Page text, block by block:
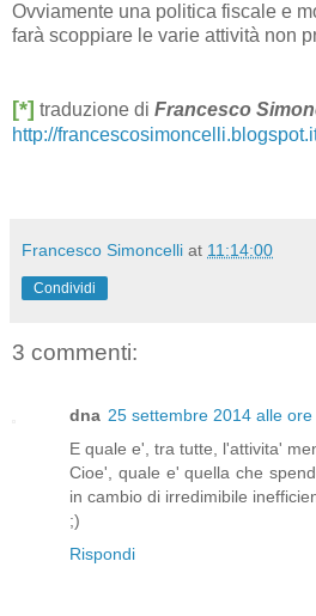
Ovviamente una politica fiscale e
farà scoppiare le varie attività non
[*] traduzione di Francesco
http://
Francesco Simoncelli at 11:14:00
Condividi
3 commenti:
dna 25 settembre 2014 alle ore
E quale e', tra tutte, l'attivita'
Cioe', quale e' quella che
in cambio di irredimibile
;)
Rispondi